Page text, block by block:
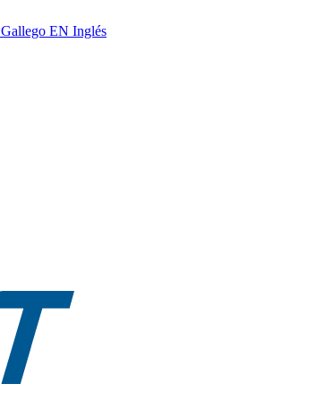
Gallego EN Inglés